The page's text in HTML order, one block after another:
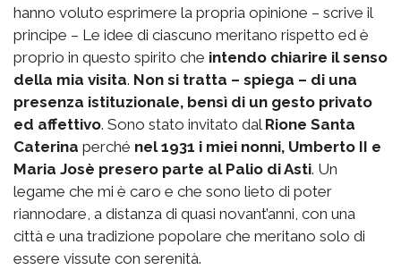
hanno voluto esprimere la propria opinione – scrive il
principe – Le idee di ciascuno meritano rispetto ed è
proprio in questo spirito che intendo chiarire il senso
della mia visita. Non si tratta – spiega – di una
presenza istituzionale, bensì di un gesto privato
ed affettivo. Sono stato invitato dal Rione Santa
Caterina perché nel 1931 i miei nonni, Umberto II e
Maria Josè presero parte al Palio di Asti. Un
legame che mi è caro e che sono lieto di poter
riannodare, a distanza di quasi novant’anni, con una
città e una tradizione popolare che meritano solo di
essere vissute con serenità.